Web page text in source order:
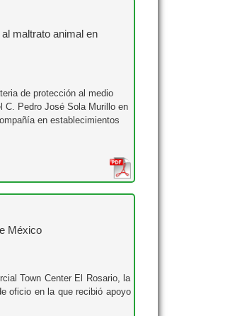
maltrato animal en
de protección al medio
C. Pedro José Sola Murillo en
en establecimientos
México
Town Center El Rosario, la
oficio en la que recibió apoyo